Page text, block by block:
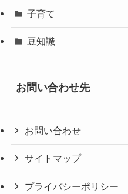
子育て
豆知識
お問い合わせ先
お問い合わせ
サイトマップ
プライバシーポリシー